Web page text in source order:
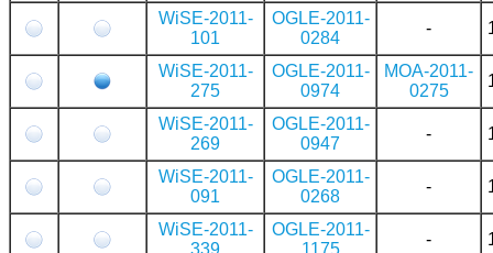
WiSE-2011-
101
OGLE-2011-
0284
-
WiSE-2011-
275
OGLE-2011-
0974
MOA-2011-
0275
WiSE-2011-
269
OGLE-2011-
0947
-
WiSE-2011-
091
OGLE-2011-
0268
-
WiSE-2011-
339
OGLE-2011-
1175
-